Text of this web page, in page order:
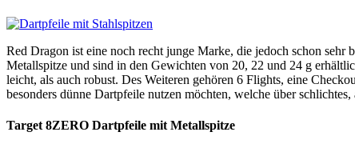
Red Dragon ist eine noch recht junge Marke, die jedoch schon
Metallspitze und sind in den Gewichten von 20, 22 und 24 g
leicht, als auch robust. Des Weiteren gehören 6 Flights, eine
besonders dünne Dartpfeile nutzen möchten, welche über
Target 8ZERO Dartpfeile mit Metallspitze